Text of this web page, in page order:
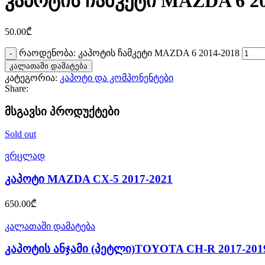
50.00₾
რაოდენობა: კაპოტის ჩამკეტი MAZDA 6 2014-2018
კალათაში დამატება
კატეგორია: კაპოტი და კომპონენტები
Share:
მსგავსი პროდუქტები
Sold out
ვრცლად
კაპოტი MAZDA CX-5 2017-2021
650.00₾
კალათაში დამატება
კაპოტის ანჯამი (პეტლი)TOYOTA CH-R 2017-